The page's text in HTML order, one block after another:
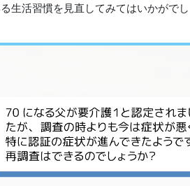
生活習慣を見直してみてはいかがでし